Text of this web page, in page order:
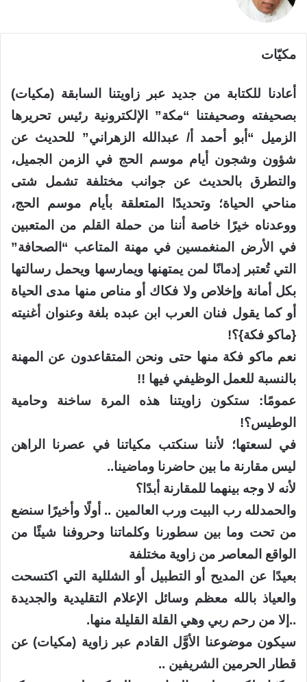
مكيّات
أعادنا للكتابة من جديد عبر زاويتنا السابقة (مكيات)
بصحيفته وصحيفتنا “مكة” الإلكترونية رئيس تحريرها
الزميل “أبو أحمد أ/ عبدالله الزهراني” للحديث عن
شؤون وشجون أيام موسم الحج في الزمن الجميل،
والتطرق بالحديث عن جوانب مختلفة تشمل شتى
مناحي الحياة؛ وتحديدًا المتعلقة بأيام موسم الحج،
ووعدناه خيرًا خاصة أننا من حملة القلم من المتعبين
في الأرض المنغمسين في مهنة المتاعب “الصحافة”
التي تُعتبر إدمانًا لمن يمتهنها ويمارسها ويحمل رسالتها
بكل أمانة وإخلاص ولا فكاك أو مناص منها مدى الحياة
أو كما يقول فنان العرب ابن عبده بلغة وعنوان أغنيته
{ماكو فكة}؟!
نعم ماكو فكة منها حتى ونحن المتقاعدون عن المهنة
بالنسبة للعمل الوظيفي فيها !!
عمومًا: ستكون زاويتنا هذه المرة ساخنة وحامية
الوطيس؟!
في لسعتها؛ لأننا سنكتب مكياتنا في عصرنا الراهن
ليس مقارنة ما بين حاضرنا وماضينا..
لأنه لا وجه بينهما للمقارنة أبدًا؟
والحمدلله رب البيت ورب العالمين .. أولًا وأخيرًا سنضع
من تحت وما بين سطورنا وكلماتنا وحروفنا شيئًا من
الواقع المعاصر من زاوية مختلفة
بعيدًا عن المديح أو التطبيل أو الشللية التي اكتسحت
والعياذ بالله معظم وسائل الإعلام التقليدية والجديدة
..إلا من رحم ربي وهي القلة القليلة منها.
سيكون موضوعنا الأوَّل القادم عبر زاوية (مكيات) عن
قطار الحرمين الشريفين ..